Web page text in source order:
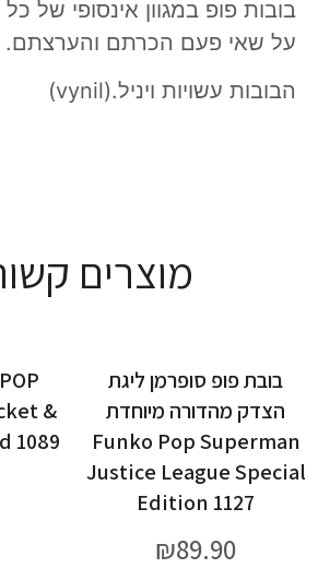
בובות פופ במגוון אינסופי של
על שאי פעם הכרתם והערצתם.
הבובות עשויות ויניל.(vynil)
מוצרים
בובת פופ סופרמן ליגת
הצדק מהדורה מיוחדת
Funko Pop Superman
Justice League Special
Edition 1127
₪89.90
&
1089